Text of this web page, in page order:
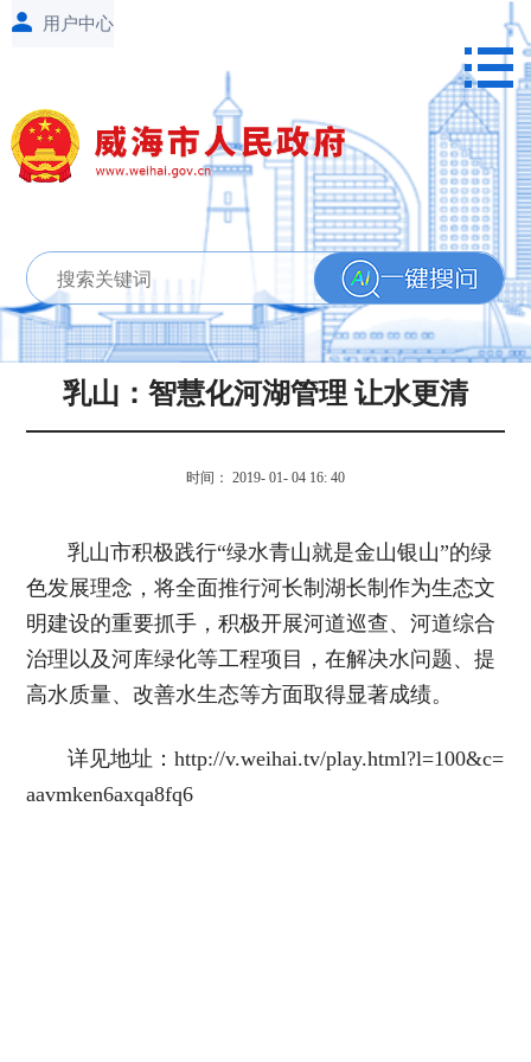
乳山：智慧化河湖管理 让水更清
时间： 2019- 01- 04 16: 40
乳山市积极践行“绿水青山就是金山银山”的绿
色发展理念，将全面推行河长制湖长制作为生态文
明建设的重要抓手，积极开展河道巡查、河道综合
治理以及河库绿化等工程项目，在解决水问题、提
高水质量、改善水生态等方面取得显著成绩。
详见地址：http://v.weihai.tv/play.html?l=100&c=
aavmken6axqa8fq6